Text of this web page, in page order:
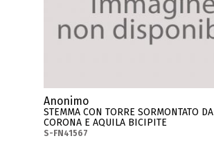
Anonimo
STEMMA CON TORRE SORMONTATO DA
CORONA E AQUILA BICIPITE
S-FN41567